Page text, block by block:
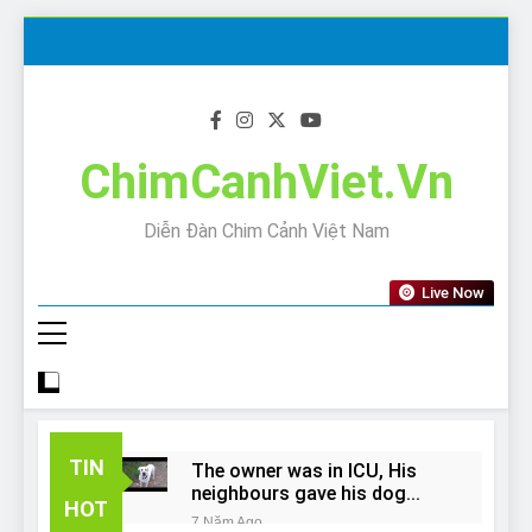
ChimCanhViet.Vn
Diễn Đàn Chim Cảnh Việt Nam
Live Now
TIN
HOT
The owner was in ICU, His
neighbours gave his dog
away!
7 Năm Ago